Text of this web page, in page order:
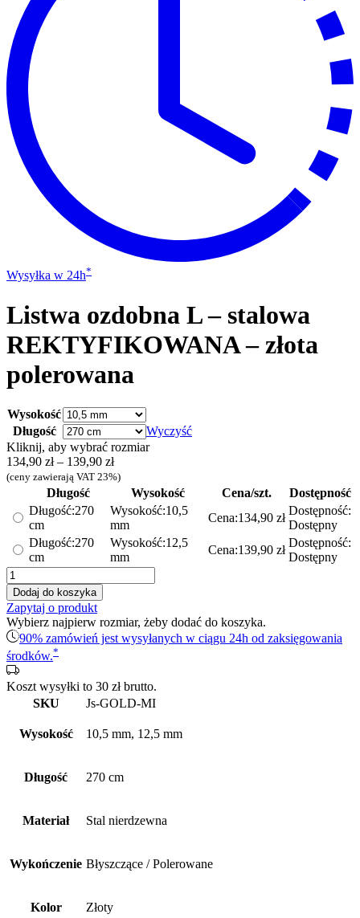
Wysyłka w 24h*
Listwa ozdobna L – stalowa
REKTYFIKOWANA – złota
polerowana
Wysokość
Długość
Wyczyść
Kliknij, aby wybrać rozmiar
134,90 zł – 139,90 złZakres
cen:
134,90 zł
do
139,90 zł
(ceny zawierają VAT 23%)
Długość Wysokość Cena/szt.
Dostępność
Długość:270
cm
Wysokość:10,5
mm
Cena:134,90 zł
Dostępność:
Dostępny
Długość:270
cm
Wysokość:12,5
mm
Cena:139,90 zł
Dostępność:
Dostępny
ilość
Listwa
ozdobna
L
–
stalowa
REKTYFIKOWANA
-
złota
polerowana
Dodaj do koszyka
Zapytaj o produkt
Wybierz najpierw rozmiar, żeby dodać do koszyka.
90% zamówień jest wysyłanych w ciągu 24h od zaksięgowania
środków.*
Koszt wysyłki to 30 złbrutto.
SKU
Js-GOLD-MI
Wysokość 10,5 mm, 12,5 mm
Długość 270 cm
Materiał Stal nierdzewna
Wykończenie Błyszczące / Polerowane
Kolor Złoty